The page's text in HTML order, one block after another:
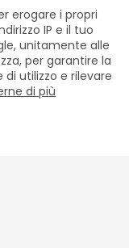
2026
erogare i propri
IP e il tuo
unitamente alle
per garantire la
utilizzo e rilevare
di più